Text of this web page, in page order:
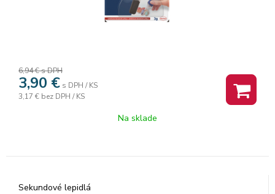
6,94 €s DPH
3,90 € s DPH / KS
3,17 € bez DPH / KS
Na sklade
Sekundové lepidlá